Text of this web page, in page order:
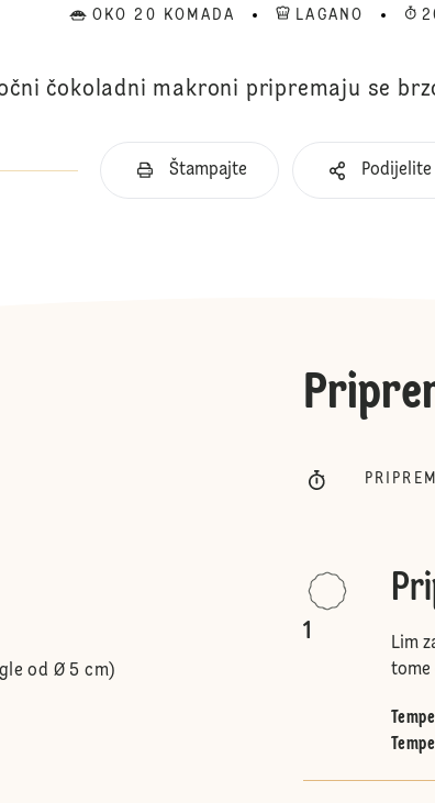
OKO 20 KOMADA LAGANO
čokoladni makroni pripremaju se
Štampajte Podijelite
od Ø 5 cm)
1
Lim
tome